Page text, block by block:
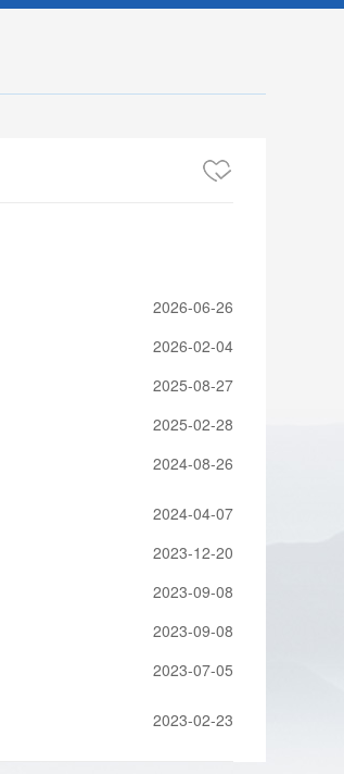
2026-06-26
2026-02-04
2025-08-27
2025-02-28
2024-08-26
2024-04-07
2023-12-20
2023-09-08
2023-09-08
2023-07-05
2023-02-23